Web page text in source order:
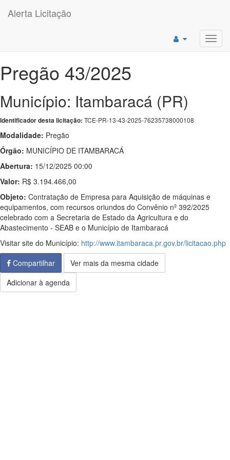
Alerta Licitação
Pregão 43/2025
Município: Itambaracá (PR)
Identificador desta licitação: TCE-PR-13-43-2025-76235738000108
Modalidade: Pregão
Órgão: MUNICÍPIO DE ITAMBARACÁ
Abertura: 15/12/2025 00:00
Valor: R$ 3.194.466,00
Objeto: Contratação de Empresa para Aquisição de máquinas e
equipamentos, com recursos oriundos do Convênio nº 392/2025
celebrado com a Secretaria de Estado da Agricultura e do
Abastecimento - SEAB e o Município de Itambaracá
Visitar site do Município: http://www.itambaraca.pr.gov.br/licitacao.php
Compartilhar
Ver mais da mesma cidade
Adicionar à agenda